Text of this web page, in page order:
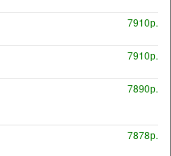
7910р.
7910р.
7890р.
7878р.